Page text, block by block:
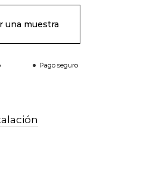
una muestra
Pago seguro